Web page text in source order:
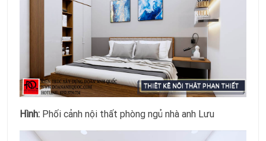
Hình: Phối cảnh nội thất phòng ngủ nhà anh Lưu